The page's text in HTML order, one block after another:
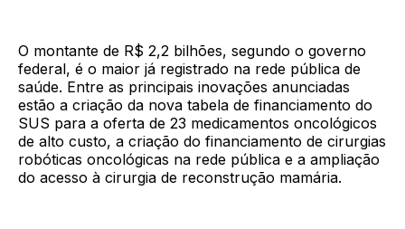
O montante de R$ 2,2 bilhões, segundo o governo
federal, é o maior já registrado na rede pública de
saúde. Entre as principais inovações anunciadas
estão a criação da nova tabela de financiamento do
SUS para a oferta de 23 medicamentos oncológicos
de alto custo, a criação do financiamento de cirurgias
robóticas oncológicas na rede pública e a ampliação
do acesso à cirurgia de reconstrução mamária.